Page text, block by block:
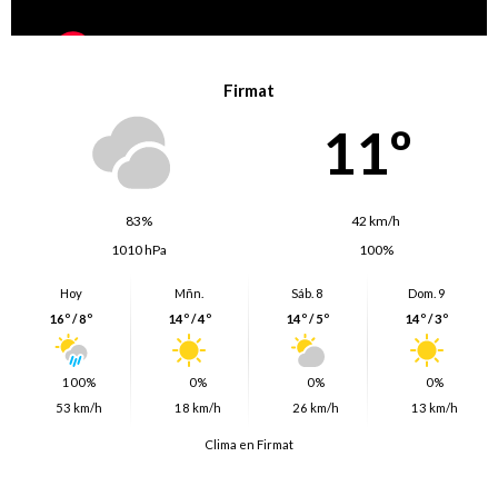
Firmat
11º
83%
42 km/h
1010 hPa
100%
Hoy
16º / 8º
100%
53 km/h
Mñn.
14º / 4º
0%
18 km/h
Sáb. 8
14º / 5º
0%
26 km/h
Dom. 9
14º / 3º
0%
13 km/h
Clima en Firmat